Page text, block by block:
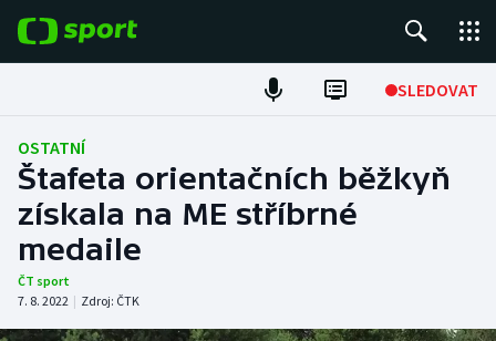
SLEDOVAT
Fotbal
Hokej
Tenis
Atletika
OSTATNÍ
Štafeta orientačních běžkyň
získala na ME stříbrné
medaile
ČT sport
7. 8. 2022 | Zdroj: ČTK